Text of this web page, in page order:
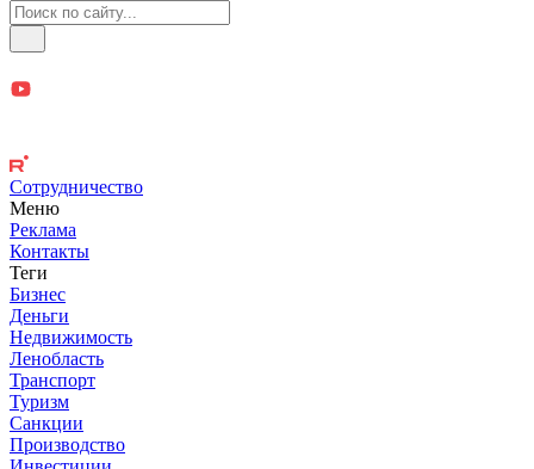
Сотрудничество
Меню
Реклама
Контакты
Теги
Бизнес
Деньги
Недвижимость
Ленобласть
Транспорт
Туризм
Санкции
Производство